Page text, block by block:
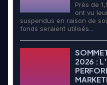
Près de
ont vu
suspendus en raison de
fonds seraient utilisés...
2026 :